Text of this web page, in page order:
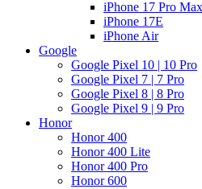
iPhone 17 Pro Max
iPhone 17E
iPhone Air
Google
Google Pixel 10 | 10 Pro
Google Pixel 7 | 7 Pro
Google Pixel 8 | 8 Pro
Google Pixel 9 | 9 Pro
Honor
Honor 400
Honor 400 Lite
Honor 400 Pro
Honor 600